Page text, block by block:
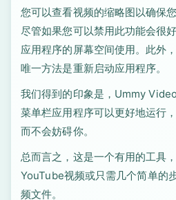
您可以查看视频的缩略图以确保
尽管如果您可以禁用此功能会很
应用程序的屏幕空间使用。此外
唯一方法是重新启动应用程序。
我们得到的印象是，Ummy
菜单栏应用程序可以更好地运行
而不会妨碍你。
总而言之，这是一个有用的工具
YouTube视频或只需几个简单的
频文件。